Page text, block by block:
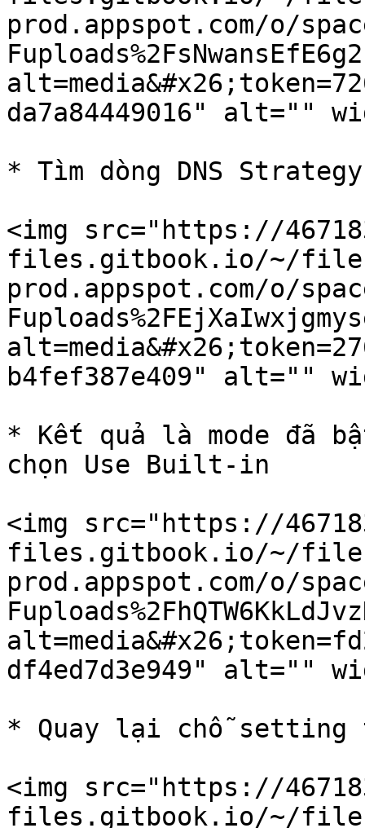
prod.appspot.com/o/
da7a84449016" alt=""
* Tìm dòng DNS
<img src="https://
files.gitbook.io/~/
prod.appspot.com/o/
b4fef387e409" alt=""
* Kết quả là mode đã
chọn Use Built-in
<img src="https://
files.gitbook.io/~/
prod.appspot.com/o/
df4ed7d3e949" alt=""
* Quay lại chỗ setting
<img src="https://
files.gitbook.io/~/